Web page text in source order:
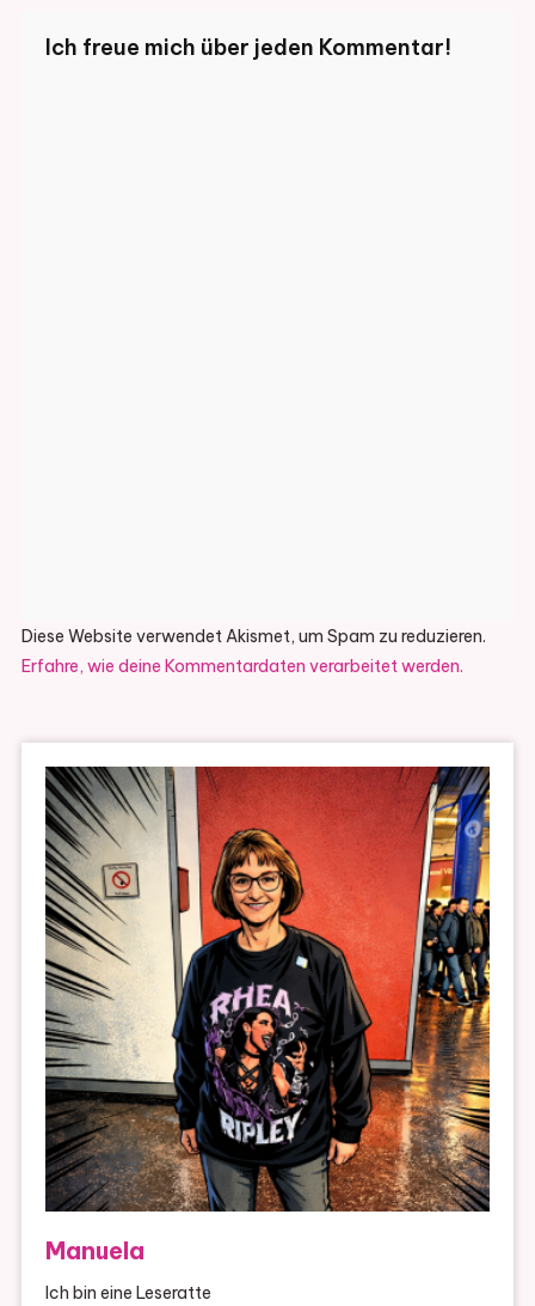
Ich freue mich über jeden Kommentar!
Diese Website verwendet Akismet, um Spam zu reduzieren.
Erfahre, wie deine Kommentardaten verarbeitet werden.
Manuela
Ich bin eine Leseratte